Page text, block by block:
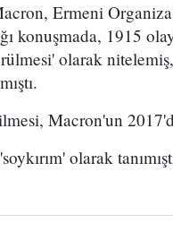
Ermeni
konuşmada, 1915
olarak nitelemiş,
Macron'un
olarak